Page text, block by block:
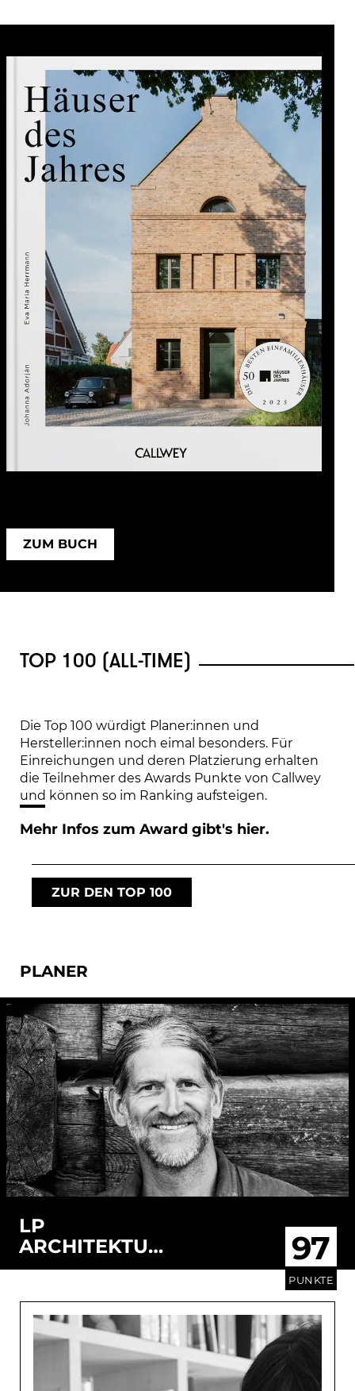
ZUM BUCH
TOP 100 (ALL-TIME)
Die Top 100 würdigt Planer:innen und
Hersteller:innen noch eimal besonders. Für
Einreichungen und deren Platzierung erhalten
die Teilnehmer des Awards Punkte von Callwey
und können so im Ranking aufsteigen.
Mehr Infos zum Award gibt's hier.
ZUR DEN TOP 100
PLANER
LP
ARCHITEKTUR
ZT GMBH
97
PUNKTE